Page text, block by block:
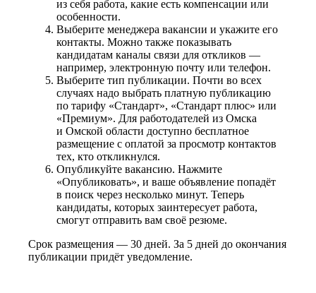
из себя работа, какие есть компенсации или
особенности.
Выберите менеджера вакансии и укажите его
контакты. Можно также показывать
кандидатам каналы связи для откликов —
например, электронную почту или телефон.
Выберите тип публикации. Почти во всех
случаях надо выбрать платную публикацию
по тарифу «Стандарт», «Стандарт плюс» или
«Премиум». Для работодателей из Омска
и Омской области доступно бесплатное
размещение с оплатой за просмотр контактов
тех, кто откликнулся.
Опубликуйте вакансию. Нажмите
«Опубликовать», и ваше объявление попадёт
в поиск через несколько минут. Теперь
кандидаты, которых заинтересует работа,
смогут отправить вам своё резюме.
Срок размещения — 30 дней. За 5 дней до окончания
публикации придёт уведомление.